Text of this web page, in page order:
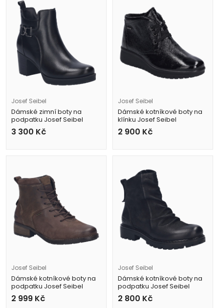
Josef Seibel
Dámské zimní boty na
podpatku Josef Seibel
87404 MI205 100 černé
3 300 Kč
Josef Seibel
Dámské kotníkové boty na
klínku Josef Seibel
55358 VL65 100 černé
2 900 Kč
Josef Seibel
Dámské kotníkové boty na
podpatku Josef Seibel
75352 VL904 330 hnědé
2 999 Kč
Josef Seibel
Dámské kotníkové boty na
podpatku Josef Seibel
89433 MI094 100 černé
2 800 Kč